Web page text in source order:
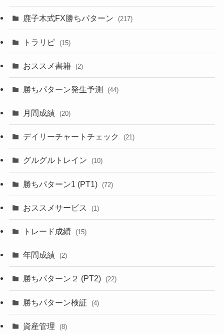
鹿子木式FX勝ちパターン (217)
トラリピ (15)
おススメ書籍 (2)
勝ちパターン発生予測 (44)
月間成績 (20)
デイリーチャートチェック (21)
グルグルトレイン (10)
勝ちパターン1 (PT1) (72)
おススメサービス (1)
トレード成績 (15)
年間成績 (2)
勝ちパターン２ (PT2) (22)
勝ちパターン検証 (4)
資産管理 (8)